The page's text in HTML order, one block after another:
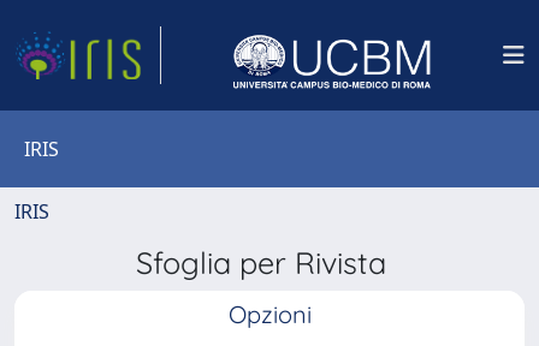
IRIS
IRIS
Sfoglia per Rivista
Opzioni